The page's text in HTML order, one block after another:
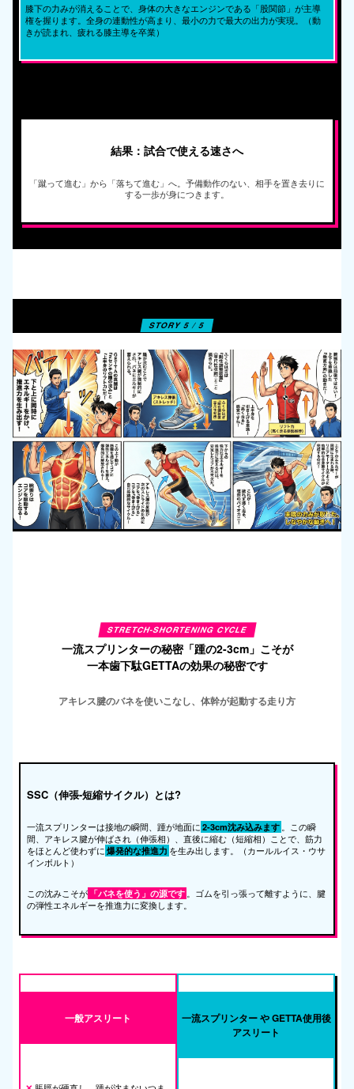
膝下の力みが消えることで、身体の大きなエンジンである「股関節」が主導
権を握ります。全身の連動性が高まり、最小の力で最大の出力が実現。（動
きが読まれ、疲れる膝主導を卒業）
結果：試合で使える速さへ
「蹴って進む」から「落ちて進む」へ。予備動作のない、相手を置き去りに
する一歩が身につきます。
STORY 5 / 5
STRETCH-SHORTENING CYCLE
一流スプリンターの秘密「踵の2-3cm」こそが
一本歯下駄GETTAの効果の秘密です
アキレス腱のバネを使いこなし、体幹が起動する走り方
SSC（伸張-短縮サイクル）とは?
一流スプリンターは接地の瞬間、踵が地面に 2-3cm沈み込みます 。この瞬
間、アキレス腱が伸ばされ（伸張相）、直後に縮む（短縮相）ことで、筋力
をほとんど使わずに 爆発的な推進力 を生み出します。（カールルイス・ウサ
インボルト）
この沈みこそが 「バネを使う」の源です 。ゴムを引っ張って離すように、腱
の弾性エネルギーを推進力に変換します。
一般アスリート
一流スプリンター や GETTA使用後
アスリート